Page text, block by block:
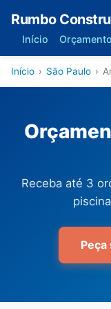
Rumbo
Início Orçamento
Início › São Paulo ›
Receba até 3